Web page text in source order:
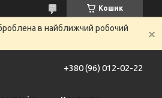
Кошик
в найближчий робочий
+380 (96) 012-02-22